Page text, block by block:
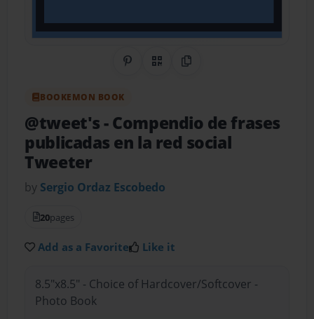
Share on Pinterest
QR CodeCopy Link
BOOKEMON BOOK
@tweet's- Compendio de frases
publicadas en la red social
Tweeter
by Sergio Ordaz Escobedo
20pages
Add as a Favorite Like it
8.5"x8.5" - Choice of Hardcover/Softcover -
Photo Book